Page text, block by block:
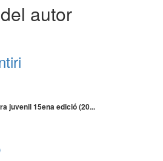
autor
juvenil 15ena edició (20...